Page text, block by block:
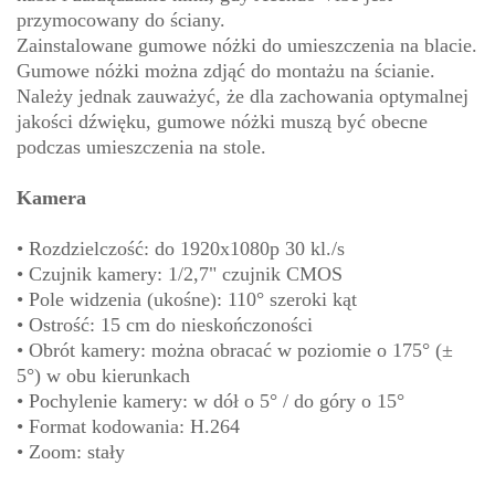
przymocowany do ściany.
Zainstalowane gumowe nóżki do umieszczenia na blacie.
Gumowe nóżki można zdjąć do montażu na ścianie.
Należy jednak zauważyć, że dla zachowania optymalnej
jakości dźwięku, gumowe nóżki muszą być obecne
podczas umieszczenia na stole.
Kamera
• Rozdzielczość: do 1920x1080p 30 kl./s
• Czujnik kamery: 1/2,7" czujnik CMOS
• Pole widzenia (ukośne): 110° szeroki kąt
• Ostrość: 15 cm do nieskończoności
• Obrót kamery: można obracać w poziomie o 175° (±
5°) w obu kierunkach
• Pochylenie kamery: w dół o 5° / do góry o 15°
• Format kodowania: H.264
• Zoom: stały